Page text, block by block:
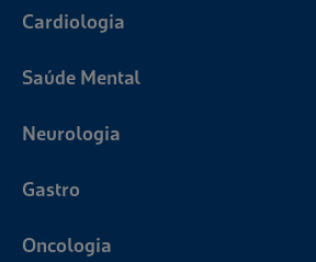
Cardiologia
Saúde Mental
Neurologia
Gastro
Oncologia